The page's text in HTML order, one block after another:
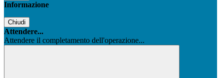
Informazione
Chiudi
Attendere...
Attendere il completamento dell'operazione...